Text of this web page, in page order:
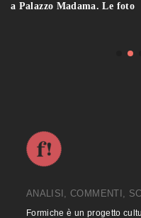
a Palazzo Madama. Le foto
ANALISI, COMMENTI,
Formiche è un progetto